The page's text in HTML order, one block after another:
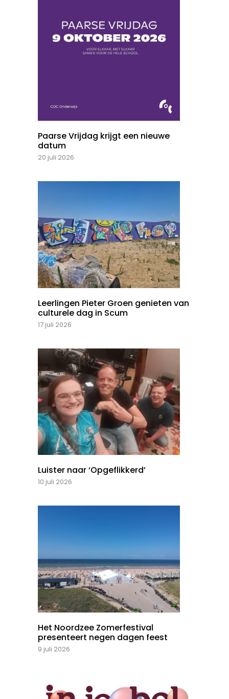
Paarse Vrijdag krijgt een nieuwe
datum
20 juli 2026
Leerlingen Pieter Groen genieten van
culturele dag in Scum
17 juli 2026
Luister naar ‘Opgeflikkerd’
10 juli 2026
Het Noordzee Zomerfestival
presenteert negen dagen feest
9 juli 2026